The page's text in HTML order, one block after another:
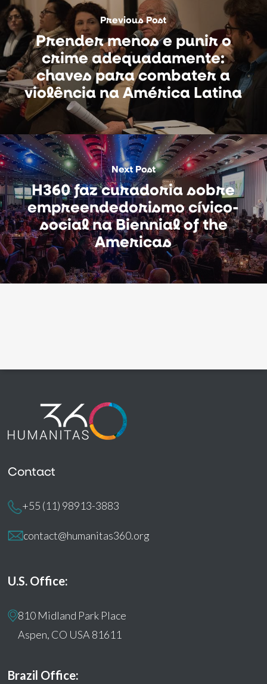
Previous Post
Prender menos e punir o
crime adequadamente:
chaves para combater a
violência na América Latina
Next Post
H360 faz curadoria sobre
empreendedorismo cívico-
social na Biennial of the
Americas
Contact
+55 (11) 98913-3883
contact@humanitas360.org
U.S. Office:
810 Midland Park Place
Aspen, CO USA 81611
Brazil Office: